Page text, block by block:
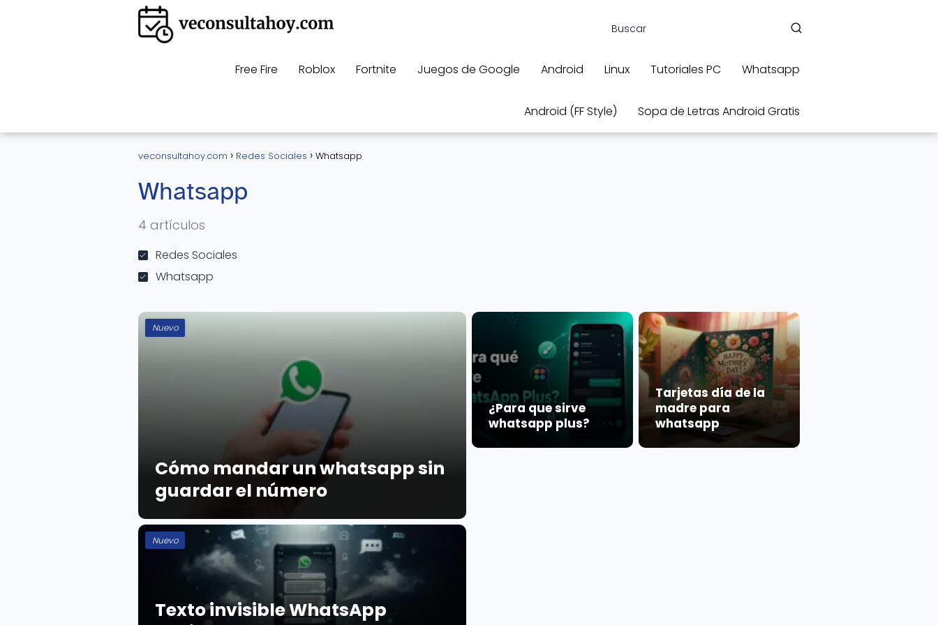
Free Fire Roblox Fortnite Juegos de Google Android Linux Tutoriales PC Whatsapp
Android (FF Style) Sopa de Letras Android Gratis
veconsultahoy.com Redes Sociales Whatsapp
Whatsapp
4 artículos
Redes Sociales
Whatsapp
Nuevo
Cómo mandar un whatsapp sin
guardar el número
¿Para que sirve
whatsapp plus?
Nuevo
Texto invisible WhatsApp
Tarjetas día de la
madre para
whatsapp